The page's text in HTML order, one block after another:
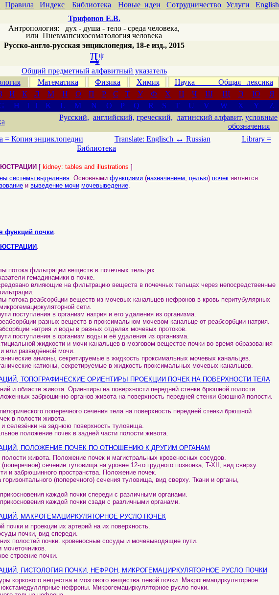
Правила Индекс Библиотека Новые идеи Сотрудничество Услуги
English
Трифонов Е.В.
Антропология: дух - душа - тело - среда человека,
или Пневмапсихосоматология человека
Русско-англо-русская энциклопедия, 18-е изд., 2015
πψ
σ
Общий предметный алфавитный указатель
Математика Физика Химия
Наука Общая лексика
И К Л М Н О П Р С Т У Ф Х Ц Ч Ш Щ Э Ю
Я
H I J K L M N O P Q R S T U V W X Y
Z
Русский, английский, греческий, латинский алфавит, условные
обозначения
= Копия энциклопедии Translate: Englisch ↔ Russian
Library =
Библиотека
[ kidney: tables and illustrations ]
системы выделения. Основными функциями (назначением, целью) почек является
и выведение мочи мочевыведение.
функций почки.
.
потока фильтрации веществ в почечных тельцах.
гемадинамики в почке.
влияющие на фильтрацию веществ в почечных тельцах через непосредственные
потока реабсорбции веществ из мочевых канальцев нефронов в кровь перитубулярных
сети.
поступления в организм натрия и его удаления из организма.
разных веществ в проксимальном мочевом канальце от реабсорбции натрия.
натрия и воды в разных отделах мочевых протоков.
поступления в организм воды и её удаления из организма.
жидкости и мочи канальцев в мозговом веществе почки во время образования
или разведённой мочи.
анионы, секретируемые в жидкость проксимальных мочевых канальцев.
катионы, секретируемые в жидкость проксимальных мочевых канальцев.
ТОПОГРАФИЧЕСКИЕ ОРИЕНТИРЫ ПРОЕКЦИИ ПОЧЕК НА ПОВЕРХНОСТИ ТЕЛА
и области живота. Ориентиры на поверхности передней стенки брюшной полости.
забрюшинно органов живота на поверхность передней стенки брюшной полости.
поперечного сечения тела на поверхность передней стенки брюшной
в полости живота.
селезёнки на заднюю поверхность туловища.
положение почек в задней части полости живота.
ПОЛОЖЕНИЕ ПОЧЕК ПО ОТНОШЕНИЮ К ДРУГИМ ОРГАНАМ
живота. Положение почек и магистральных кровеносных сосудов.
(поперечное) сечение туловища на уровне 12-го грудного позвонка, T-XII, вид сверху.
и забрюшинного пространства. Положение почек.
(поперечного) сечения туловища, вид сверху. Ткани и органы,
каждой почки спереди с различными органами.
каждой почки сзади с различными органами.
МАКРОГЕМАЦИРКУЛЯТОРНОЕ РУСЛО ПОЧЕК
почки и проекции их артерий на их поверхность.
почки, вид спереди.
полостей почки: кровеносные сосуды и мочевыводящие пути.
мочеточников.
строение почки.
ГИСТОЛОГИЯ ПОЧКИ, НЕФРОН, МИКРОГЕМАЦИРКУЛЯТОРНОЕ РУСЛО ПОЧКИ
коркового вещества и мозгового вещества левой почки. Макрогемациркуляторное
нефроны. Микрогемациркуляторное русло почки.